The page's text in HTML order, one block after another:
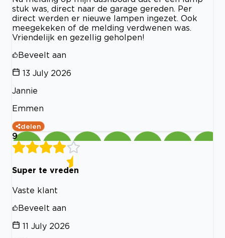
stuk was, direct naar de garage gereden. Per
direct werden er nieuwe lampen ingezet. Ook
meegekeken of de melding verdwenen was.
Vriendelijk en gezellig geholpen!
Beveelt aan
13 July 2026
Jannie
Emmen
delen
9
Super te vreden
Vaste klant
Beveelt aan
11 July 2026